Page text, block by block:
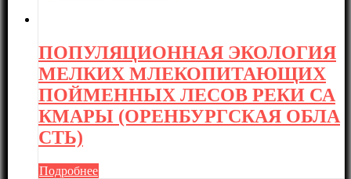
ПОПУЛЯЦИОННАЯ ЭКОЛОГИЯ
МЕЛКИХ МЛЕКОПИТАЮЩИХ
ПОЙМЕННЫХ ЛЕСОВ РЕКИ СА
КМАРЫ (ОРЕНБУРГСКАЯ ОБЛА
СТЬ)
Подробнее